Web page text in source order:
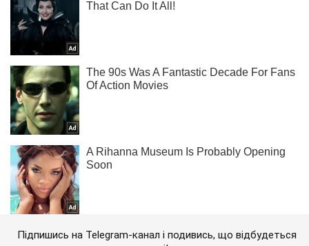
Підпишись на Telegram-канал і подивись, що відбудеться